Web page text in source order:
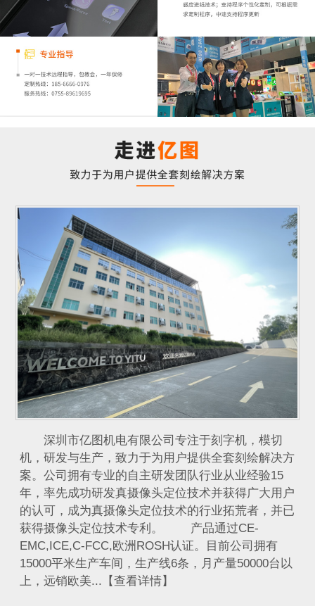
深圳市亿图机电有限公司专注于刻字机，模切
机，研发与生产，致力于为用户提供全套刻绘解决方
案。公司拥有专业的自主研发团队行业从业经验15
年，率先成功研发真摄像头定位技术并获得广大用户
的认可，成为真摄像头定位技术的行业拓荒者，并已
获得摄像头定位技术专利。 产品通过CE-
EMC,ICE,C-FCC,欧洲ROSH认证。目前公司拥有
15000平米生产车间，生产线6条，月产量50000台以
上，远销欧美...【查看详情】